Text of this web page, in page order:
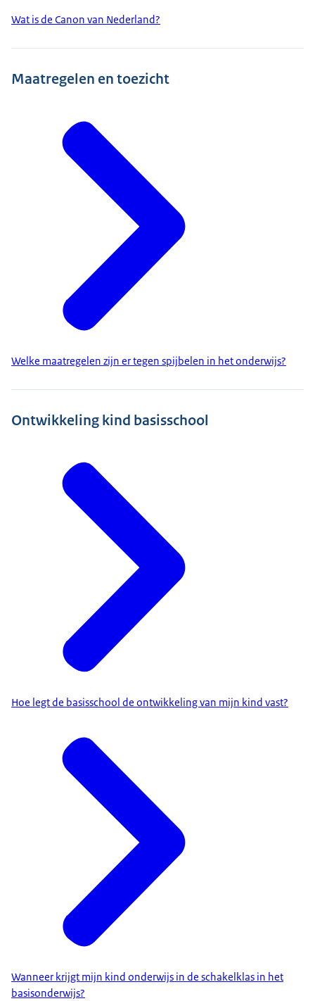
Wat is de Canon van Nederland?
Maatregelen en toezicht
Welke maatregelen zijn er tegen spijbelen in het onderwijs?
Ontwikkeling kind basisschool
Hoe legt de basisschool de ontwikkeling van mijn kind vast?
Wanneer krijgt mijn kind onderwijs in de schakelklas in het
basisonderwijs?